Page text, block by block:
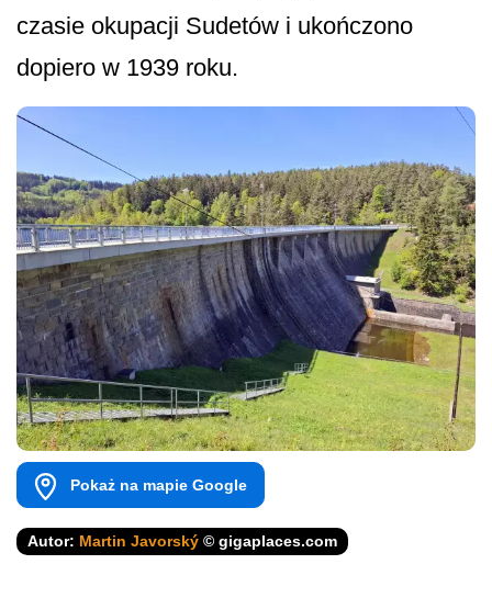
czasie okupacji Sudetów i ukończono
dopiero w 1939 roku.
Pokaż na mapie Google
Autor: Martin Javorský © gigaplaces.com